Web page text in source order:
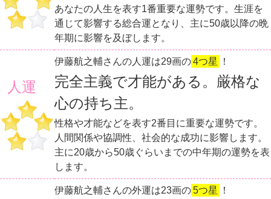
あなたの人生を表す1番重要な運勢です。生涯を
通じて影響する総合運となり、主に50歳以降の晩
年期に影響を及ぼします。
人運
伊藤航之輔さんの人運は29画の4つ星 ！
完全主義で才能がある。厳格な
心の持ち主。
性格や才能などを表す2番目に重要な運勢です。
人間関係や協調性、社会的な成功に影響します。
主に20歳から50歳ぐらいまでの中年期の運勢を表
します。
伊藤航之輔さんの外運は23画の5つ星 ！